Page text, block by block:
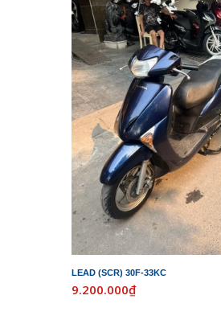
LEAD (SCR) 30F-33KC
9.200.000₫